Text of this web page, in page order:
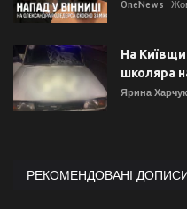
OneNews
На
школяра
Ярина Харчук
РЕКОМЕНДОВАНІ